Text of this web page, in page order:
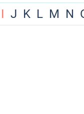
I J K L M N